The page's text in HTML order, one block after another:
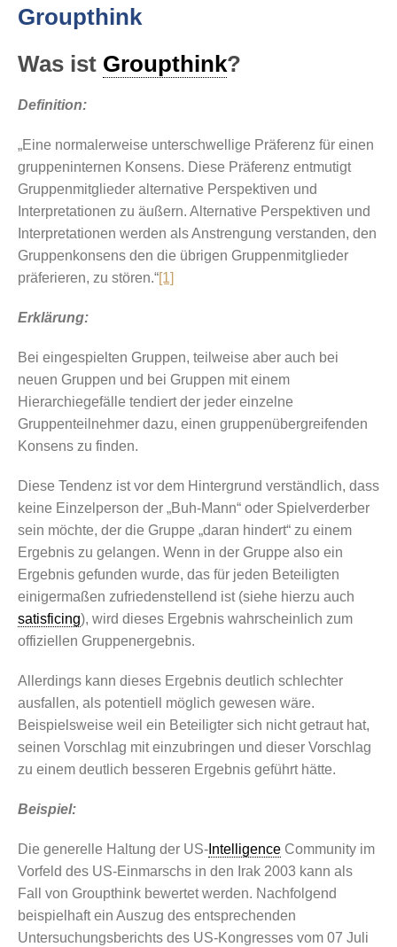
Groupthink
Was ist Groupthink?
Definition:
„Eine normalerweise unterschwellige Präferenz für einen
gruppeninternen Konsens. Diese Präferenz entmutigt
Gruppenmitglieder alternative Perspektiven und
Interpretationen zu äußern. Alternative Perspektiven und
Interpretationen werden als Anstrengung verstanden, den
Gruppenkonsens den die übrigen Gruppenmitglieder
präferieren, zu stören.“[1]
Erklärung:
Bei eingespielten Gruppen, teilweise aber auch bei
neuen Gruppen und bei Gruppen mit einem
Hierarchiegefälle tendiert der jeder einzelne
Gruppenteilnehmer dazu, einen gruppenübergreifenden
Konsens zu finden.
Diese Tendenz ist vor dem Hintergrund verständlich, dass
keine Einzelperson der „Buh-Mann“ oder Spielverderber
sein möchte, der die Gruppe „daran hindert“ zu einem
Ergebnis zu gelangen. Wenn in der Gruppe also ein
Ergebnis gefunden wurde, das für jeden Beteiligten
einigermaßen zufriedenstellend ist (siehe hierzu auch
satisficing), wird dieses Ergebnis wahrscheinlich zum
offiziellen Gruppenergebnis.
Allerdings kann dieses Ergebnis deutlich schlechter
ausfallen, als potentiell möglich gewesen wäre.
Beispielsweise weil ein Beteiligter sich nicht getraut hat,
seinen Vorschlag mit einzubringen und dieser Vorschlag
zu einem deutlich besseren Ergebnis geführt hätte.
Beispiel:
Die generelle Haltung der US- Intelligence Community im
Vorfeld des US-Einmarschs in den Irak 2003 kann als
Fall von Groupthink bewertet werden. Nachfolgend
beispielhaft ein Auszug des entsprechenden
Untersuchungsberichts des US-Kongresses vom 07 Juli